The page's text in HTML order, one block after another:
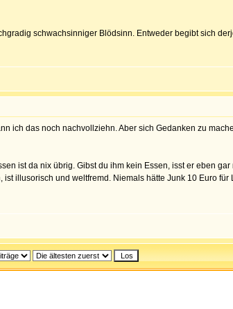
schwachsinniger Blödsinn. Entweder begibt sich
ich das noch nachvollziehn. Aber sich Gedanken zu
ist da nix übrig. Gibst du ihm kein Essen, isst er eben
illusorisch und weltfremd. Niemals hätte Junk 10 Euro